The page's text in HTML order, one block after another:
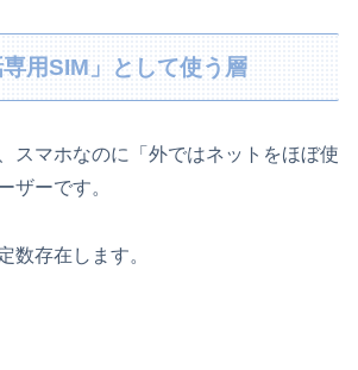
専用SIM」として使う層
スマホなのに「外ではネットをほぼ使
ザーです。
数存在します。